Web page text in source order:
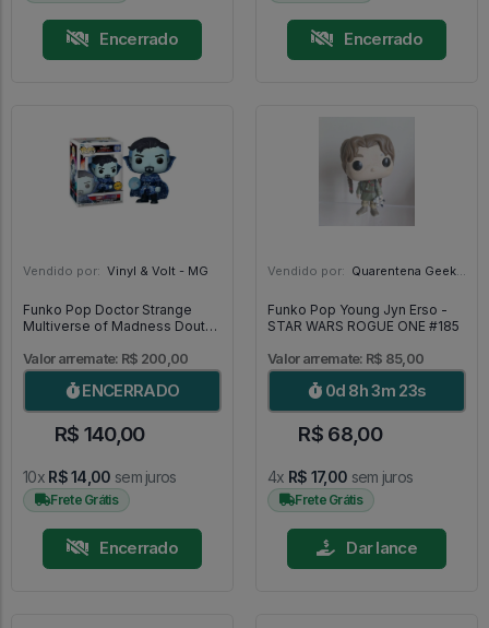
Encerrado Encerrado
Vendido por: Vinyl & Volt - MG
Funko Pop Doctor Strange
Multiverse of Madness Doutor
Edition] - Doctor Strange
#1000
Valor arremate: R$ 200,00
ENCERRADO
R$ 140,00
10x R$ 14,00 sem juros
Frete Grátis
Encerrado
Vendido por: Quarentena Geek Store - SP
Funko Pop Young Jyn Erso -
STAR WARS ROGUE ONE #185
Valor arremate: R$ 85,00
0d 8h 3m 21s
R$ 68,00
4x R$ 17,00 sem juros
Frete Grátis
Dar lance